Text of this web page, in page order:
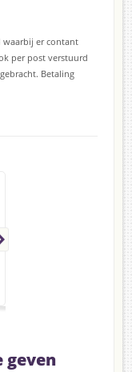
waarbij er contant
per post verstuurd
Betaling
geven